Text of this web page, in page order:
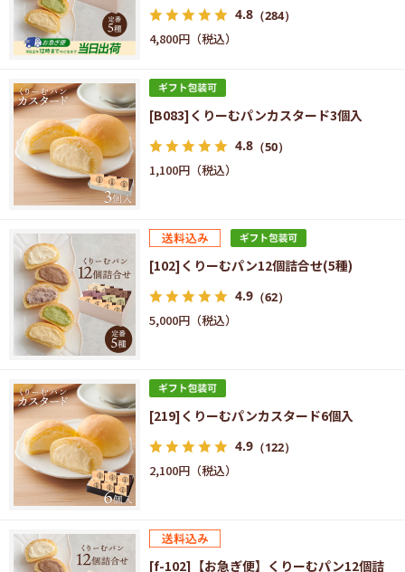
4.8 （284）
4,800円
[B083]くりーむパンカスタード3個入
4.8 （50）
1,100円
[102]くりーむパン12個詰合せ(5種)
4.9 （62）
5,000円
[219]くりーむパンカスタード6個入
4.9 （122）
2,100円
[f-102]【お急ぎ便】くりーむパン12個詰